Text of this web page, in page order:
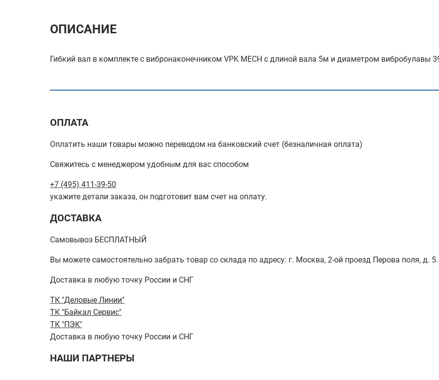
ОПИСАНИЕ
Гибкий вал в комплекте с вибронаконечником VPK MECH с длиной вала 5м и диаметром вибробулавы
ОПЛАТА
Оплатить наши товары можно переводом на банковский счет (безналичная оплата)
Свяжитесь с менеджером удобным для вас способом
+7 (495) 411-39-50
укажите детали заказа, он подготовит вам счет на оплату.
ДОСТАВКА
Самовывоз БЕСПЛАТНЫЙ
Вы можете самостоятельно забрать товар со склада по адресу: г. Москва, 2-ой проезд Перова поля, д. 5.
Доставка в любую точку России и СНГ
ТК "Деловые Линии"
ТК "Байкал Сервис"
ТК "ПЭК"
Доставка в любую точку России и СНГ
НАШИ ПАРТНЕРЫ